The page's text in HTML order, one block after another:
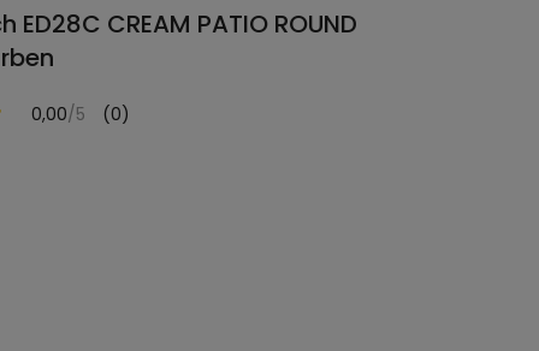
CREAM PATIO ROUND
0,00/5 (0)